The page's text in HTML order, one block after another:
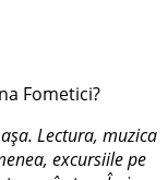
Fometici?
Lectura, muzica
excursiile pe